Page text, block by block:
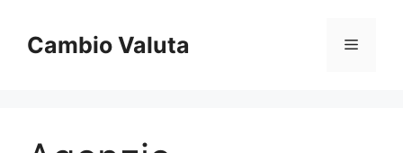
contenuto
Cambio Valuta Menu